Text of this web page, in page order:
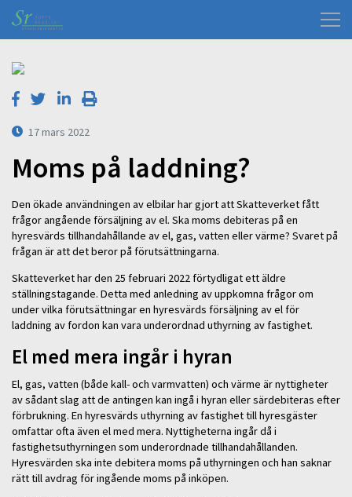
17 mars 2022
Moms på laddning?
Den ökade användningen av elbilar har gjort att Skatteverket fått
frågor angående försäljning av el. Ska moms debiteras på en
hyresvärds tillhandahållande av el, gas, vatten eller värme? Svaret på
frågan är att det beror på förutsättningarna.
Skatteverket har den 25 februari 2022 förtydligat ett äldre
ställningstagande. Detta med anledning av uppkomna frågor om
under vilka förutsättningar en hyresvärds försäljning av el för
laddning av fordon kan vara underordnad uthyrning av fastighet.
El med mera ingår i hyran
El, gas, vatten (både kall- och varmvatten) och värme är nyttigheter
av sådant slag att de antingen kan ingå i hyran eller särdebiteras efter
förbrukning. En hyresvärds uthyrning av fastighet till hyresgäster
omfattar ofta även el med mera. Nyttigheterna ingår då i
fastighetsuthyrningen som underordnade tillhandahållanden.
Hyresvärden ska inte debitera moms på uthyrningen och han saknar
rätt till avdrag för ingående moms på inköpen.